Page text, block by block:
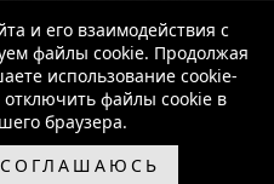
уже давно образ жизни.
эффективные,
которые отвечают
заказчика.
и его взаимодействия с
файлы cookie. Продолжая
использование cookie-
файлы cookie в
браузера.